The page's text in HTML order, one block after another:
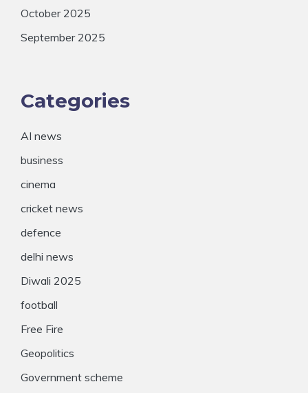
October 2025
September 2025
Categories
AI news
business
cinema
cricket news
defence
delhi news
Diwali 2025
football
Free Fire
Geopolitics
Government scheme